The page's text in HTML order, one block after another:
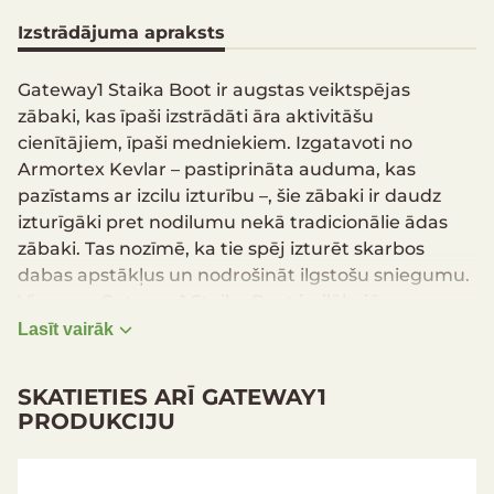
Izstrādājuma apraksts
Gateway1 Staika Boot ir augstas veiktspējas
zābaki, kas īpaši izstrādāti āra aktivitāšu
cienītājiem, īpaši medniekiem. Izgatavoti no
Armortex Kevlar – pastiprināta auduma, kas
pazīstams ar izcilu izturību –, šie zābaki ir daudz
izturīgāki pret nodilumu nekā tradicionālie ādas
zābaki. Tas nozīmē, ka tie spēj izturēt skarbos
dabas apstākļus un nodrošināt ilgstošu sniegumu.
īpašībām ir to ātrā žūšana. Pateicoties
zābaki būs sausi jau pēc dažām stundām. Tas ir
īpaši svarīgi, jo mitri zābaki var radīt diskomfortu,
tulznas vai citas pēdu problēmas. Ar Gateway1
Lasīt vairāk
SKATIETIES ARĪ GATEWAY1
PRODUKCIJU